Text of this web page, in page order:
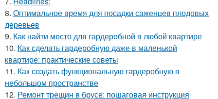
8. Оптимальное время для посадки саженцев плодовых
деревьев
9. Как найти место для гардеробной в любой квартире
10. Как сделать гардеробную даже в маленькой
квартире: практические советы
11. Как создать функциональную гардеробную в
небольшом пространстве
12. Ремонт трещин в брусе: пошаговая инструкция